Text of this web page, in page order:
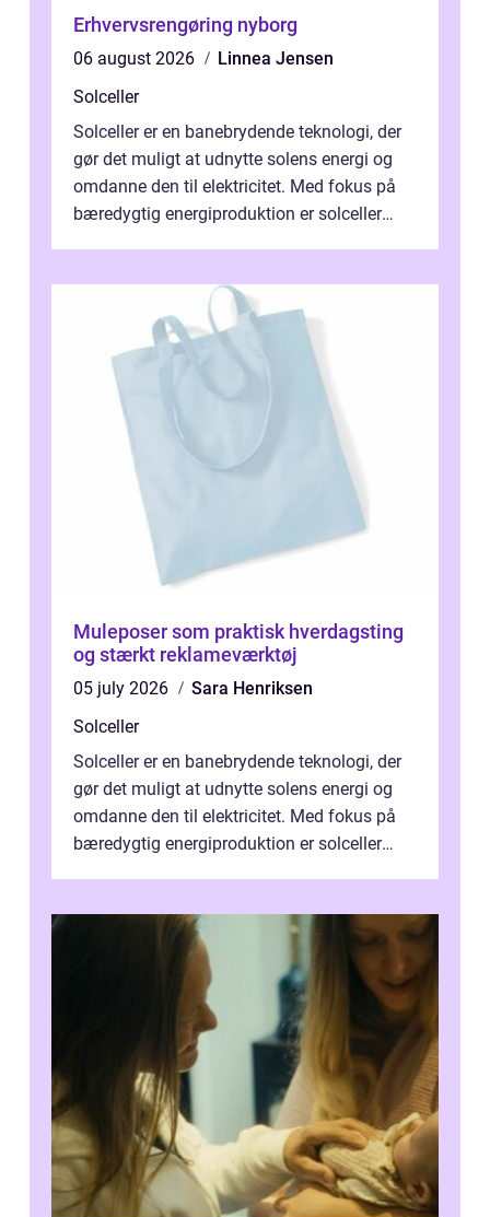
Erhvervsrengøring nyborg
06 august 2026
Linnea Jensen
Solceller
Solceller er en banebrydende teknologi, der
gør det muligt at udnytte solens energi og
omdanne den til elektricitet. Med fokus på
bæredygtig energiproduktion er solceller
Muleposer som praktisk hverdagsting
og stærkt reklameværktøj
05 july 2026
Sara Henriksen
Solceller
Solceller er en banebrydende teknologi, der
gør det muligt at udnytte solens energi og
omdanne den til elektricitet. Med fokus på
bæredygtig energiproduktion er solceller